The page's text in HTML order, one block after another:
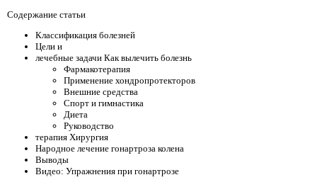
Содержание статьи
Классификация болезней
Цели и
лечебные задачи Как вылечить болезнь
Фармакотерапия
Применение хондропротекторов
Внешние средства
Спорт и гимнастика
Диета
Руководство
терапия Хирургия
Народное лечение гонартроза колена
Выводы
Видео: Упражнения при гонартрозе